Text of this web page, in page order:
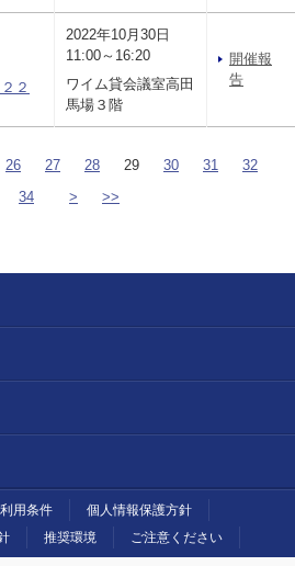
２
2022年10月30日
11:00～16:20
ワイム貸会議室高田
馬場３階
開催報
告
26 27 28 29 30 31
32
34 > >>
用条件
個人情報保護方針
推奨環境 ご注意ください